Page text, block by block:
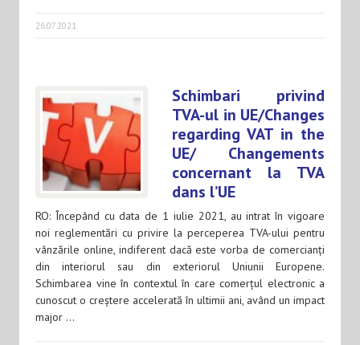
26.07.2021
Schimbari privind
TVA-ul in UE/Changes
regarding VAT in the
UE/ Changements
concernant la TVA
dans l’UE
RO: Începând cu data de 1 iulie 2021, au intrat în vigoare
noi reglementări cu privire la perceperea TVA-ului pentru
vânzările online, indiferent dacă este vorba de comercianți
din interiorul sau din exteriorul Uniunii Europene.
Schimbarea vine în contextul în care comerțul electronic a
cunoscut o creștere accelerată în ultimii ani, având un impact
major …